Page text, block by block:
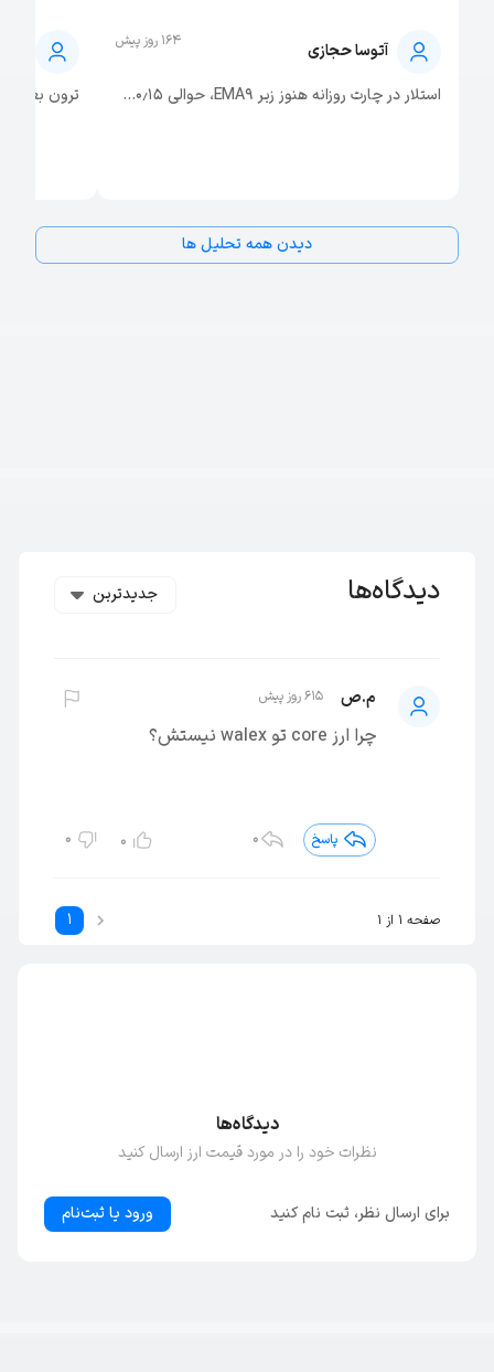
آتوسا حجازی 164 روز پیش
استلار در چارت روزانه هنوز زیر EMA۹، حوالی ۰٫۱۵...
ترون بعد
دیدن همه تحلیل‌ ها
دیدگاه‌ها جدیدترین
م.ص 615 روز پیش
چرا ارز core تو walex نیستش؟
پاسخ 0
0
0
صفحه 1 از 1 1
دیدگاه‌ها
نظرات خود را در مورد قیمت ارز ارسال کنید
برای ارسال نظر، ثبت نام کنید ورود یا ثبت‌نام